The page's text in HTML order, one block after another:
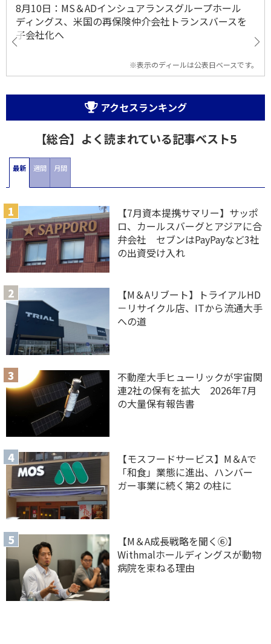
8月10日：MS＆ADインシュアランスグループホール
ディングス、米国の再保険仲介会社トランスバースを
子会社化へ
※表示のディールは公表日ベースです。
アクセスランキング
【総合】よく読まれている記事ベスト5
最新 週間 月間
【7月資本提携サマリー】サッポ
ロ、カールスバーグとアジアに合
弁会社 セブンはPayPayなど3社
の出資受け入れ
【M＆Aリブート】トライアルHD
－リサイクル店、ITから流通大手
への道
不動産大手ヒューリックが宇宙関
連2社の保有を拡大 2026年7月
の大量保有報告書
【モスフードサービス】M＆Aで
「和食」業態に進出、ハンバー
ガー事業に続く第2 の柱に
【M＆A 成長戦略を聞く⑥】
Withmalホールディングスが動物
病院を束ねる理由